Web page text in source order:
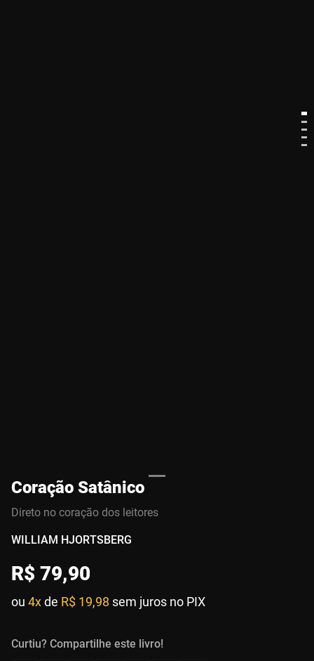
Coração Satânico
Direto no coração dos leitores
WILLIAM HJORTSBERG
R$ 79,90
ou 4xde R$ 19,98 sem juros no PIX
Curtiu? Compartilhe este livro!